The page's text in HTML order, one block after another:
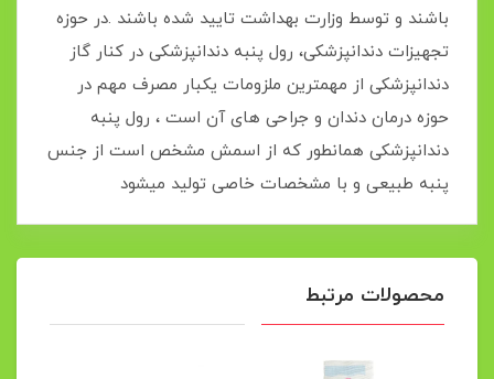
باشند و توسط وزارت بهداشت تایید شده باشند .در حوزه
تجهیزات دندانپزشکی، رول پنبه دندانپزشکی در کنار گاز
دندانپزشکی از مهمترین ملزومات یکبار مصرف مهم در
حوزه درمان دندان و جراحی های آن است ، رول پنبه
دندانپزشکی همانطور که از اسمش مشخص است از جنس
پنبه طبیعی و با مشخصات خاصی تولید میشود
محصولات مرتبط